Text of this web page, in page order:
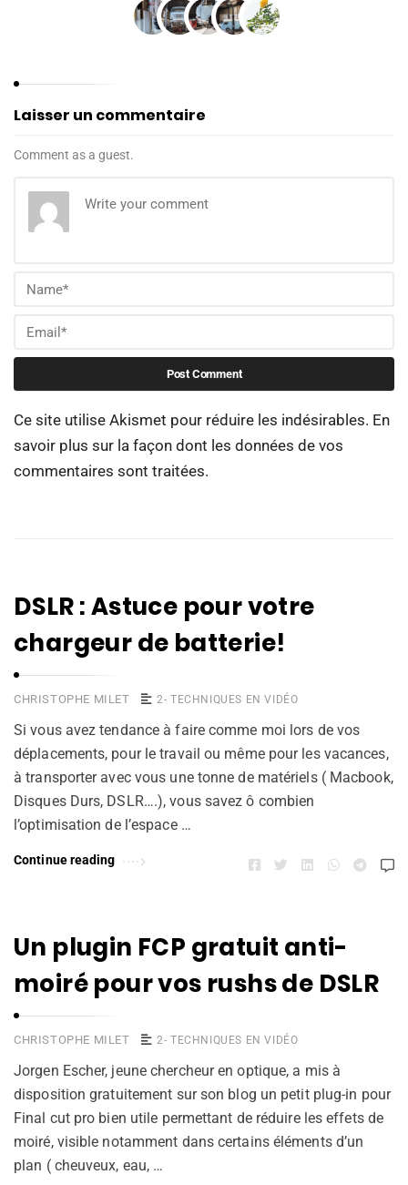
Laisser un commentaire
Comment as a guest.
Ce site utilise Akismet pour réduire les indésirables. En
savoir plus sur la façon dont les données de vos
commentaires sont traitées.
DSLR : Astuce pour votre
chargeur de batterie!
CHRISTOPHE MILET 2- TECHNIQUES EN VIDÉO
Si vous avez tendance à faire comme moi lors de vos
déplacements, pour le travail ou même pour les vacances,
à transporter avec vous une tonne de matériels ( Macbook,
Disques Durs, DSLR….), vous savez ô combien
l’optimisation de l’espace …
Continue reading
Un plugin FCP gratuit anti-
moiré pour vos rushs de DSLR
CHRISTOPHE MILET 2- TECHNIQUES EN VIDÉO
Jorgen Escher, jeune chercheur en optique, a mis à
disposition gratuitement sur son blog un petit plug-in pour
Final cut pro bien utile permettant de réduire les effets de
moiré, visible notamment dans certains éléments d’un
plan ( cheuveux, eau, …